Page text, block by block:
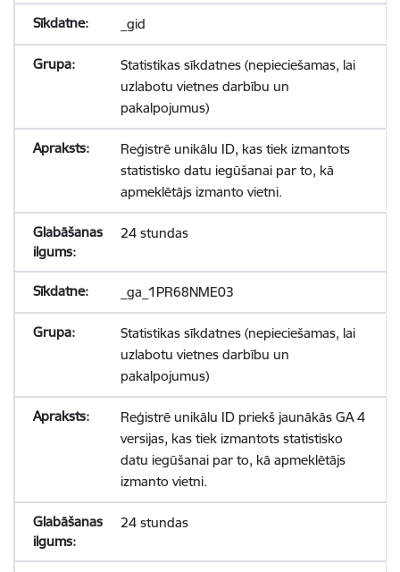
_gid
Statistikas sīkdatnes (nepieciešamas, lai
uzlabotu vietnes darbību un
pakalpojumus)
Reģistrē unikālu ID, kas tiek izmantots
statistisko datu iegūšanai par to, kā
apmeklētājs izmanto vietni.
24 stundas
_ga_1PR68NME03
Statistikas sīkdatnes (nepieciešamas, lai
uzlabotu vietnes darbību un
pakalpojumus)
Reģistrē unikālu ID priekš jaunākās GA 4
versijas, kas tiek izmantots statistisko
datu iegūšanai par to, kā apmeklētājs
izmanto vietni.
24 stundas